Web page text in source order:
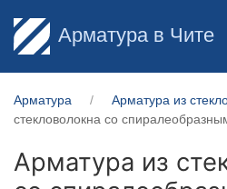
Арматура в Чите
Арматура Арматура из
стекловолокна со
Арматура из